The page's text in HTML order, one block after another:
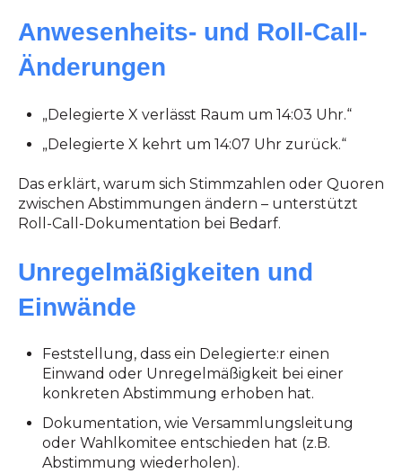
Anwesenheits- und Roll-Call-
Änderungen
„Delegierte X verlässt Raum um 14:03 Uhr.“
„Delegierte X kehrt um 14:07 Uhr zurück.“
Das erklärt, warum sich Stimmzahlen oder Quoren
zwischen Abstimmungen ändern – unterstützt
Roll-Call-Dokumentation bei Bedarf.
Unregelmäßigkeiten und
Einwände
Feststellung, dass ein Delegierte:r einen
Einwand oder Unregelmäßigkeit bei einer
konkreten Abstimmung erhoben hat.
Dokumentation, wie Versammlungsleitung
oder Wahlkomitee entschieden hat (z.B.
Abstimmung wiederholen).